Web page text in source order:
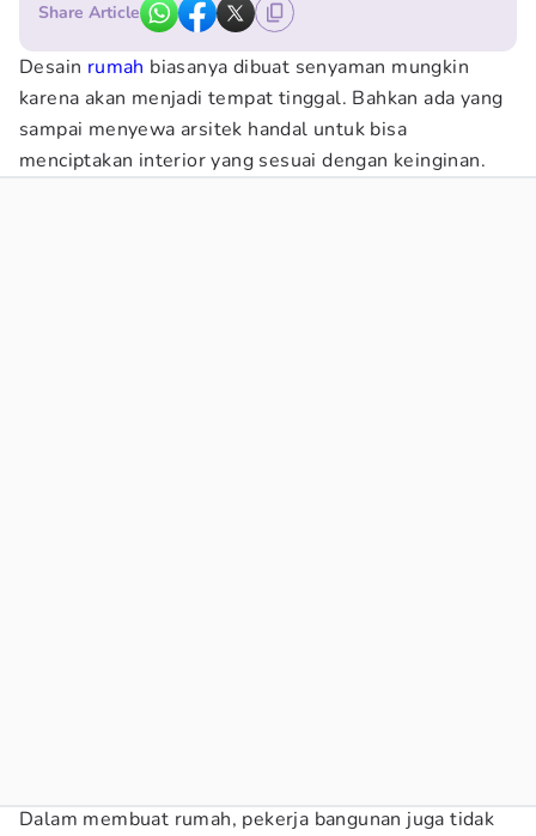
Share Article
Desain rumah biasanya dibuat senyaman mungkin
karena akan menjadi tempat tinggal. Bahkan ada yang
sampai menyewa arsitek handal untuk bisa
menciptakan interior yang sesuai dengan keinginan.
Dalam membuat rumah, pekerja bangunan juga tidak